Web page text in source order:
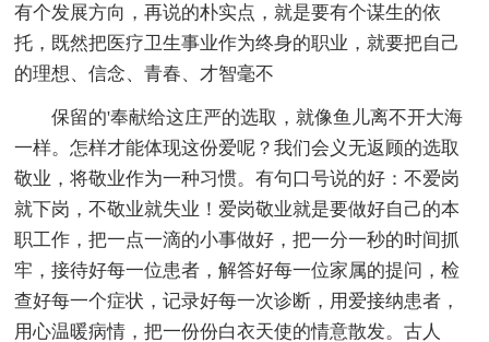
有个发展方向，再说的朴实点，就是要有个谋生的依
托，既然把医疗卫生事业作为终身的职业，就要把自己
的理想、信念、青春、才智毫不
保留的'奉献给这庄严的选取，就像鱼儿离不开大海
一样。怎样才能体现这份爱呢？我们会义无返顾的选取
敬业，将敬业作为一种习惯。有句口号说的好：不爱岗
就下岗，不敬业就失业！爱岗敬业就是要做好自己的本
职工作，把一点一滴的小事做好，把一分一秒的时间抓
牢，接待好每一位患者，解答好每一位家属的提问，检
查好每一个症状，记录好每一次诊断，用爱接纳患者，
用心温暖病情，把一份份白衣天使的情意散发。古人